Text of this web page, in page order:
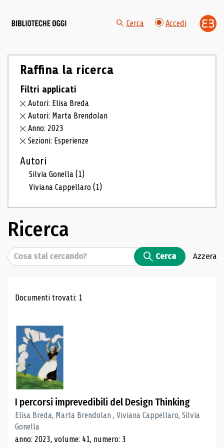
Cerca Accedi
Raffina la ricerca
Filtri applicati
Autori: Elisa Breda
Autori: Marta Brendolan
Anno: 2023
Sezioni: Esperienze
Autori
Silvia Gonella(1)
Viviana Cappellaro(1)
Ricerca
Cerca Cerca Azzera
Risultati di ricerca
Documenti trovati: 1
I percorsi imprevedibili del Design Thinking
Elisa Breda, Marta Brendolan , Viviana Cappellaro, Silvia
Gonella
anno: 2023, volume: 41, numero: 3